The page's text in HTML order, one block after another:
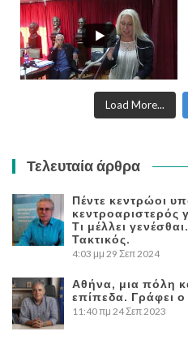
Load More...
Τελευταία άρθρα
Πέντε κεντρώοι
κεντροαριστερός
Τι μέλλει
Τακτικός.
4:03 μμ 29 Σεπ 2024
Αθήνα, μια πόλη
επίπεδα. Γράφει
11:40 πμ 24 Σεπ 2023